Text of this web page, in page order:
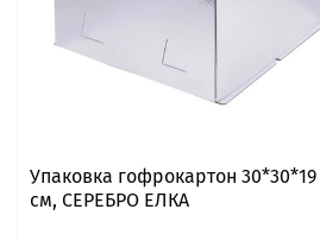
Упаковка гофрокартон 30*30*19
см, СЕРЕБРО ЕЛКА